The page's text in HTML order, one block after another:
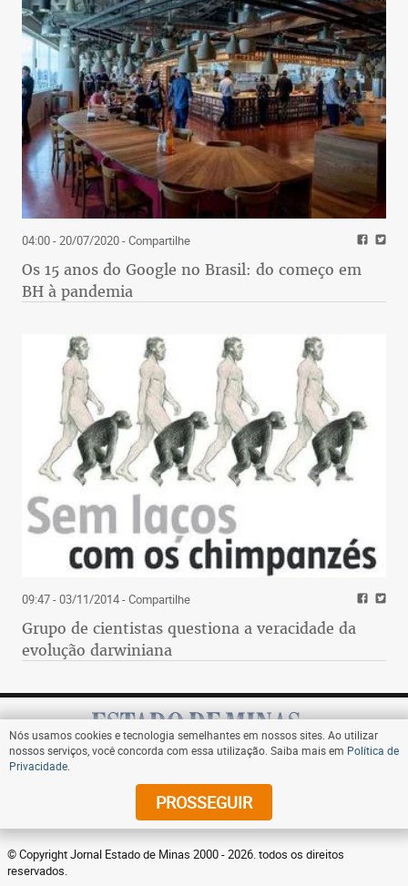
04:00 - 20/07/2020- Compartilhe
Os 15 anos do Google no Brasil: do começo em
BH à pandemia
09:47 - 03/11/2014- Compartilhe
Grupo de cientistas questiona a veracidade da
evolução darwiniana
Assine
© Copyright Jornal Estado de Minas 2000 - 2026. todos os direitos
reservados.
Nós usamos cookies e tecnologia semelhantes em nossos sites. Ao utilizar
nossos serviços, você concorda com essa utilização. Saiba mais em Política de
Privacidade
PROSSEGUIR